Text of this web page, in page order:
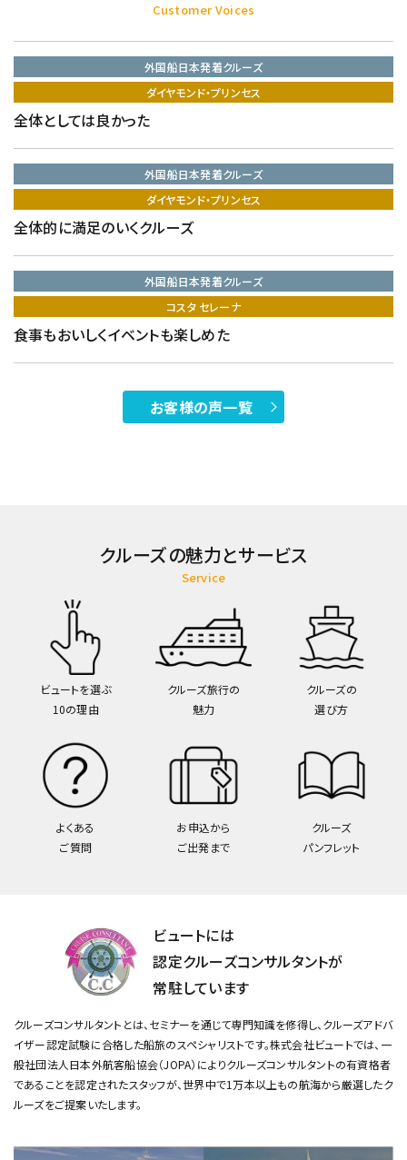
Customer Voices
外国船日本発着クルーズ
ダイヤモンド・プリンセス
全体としては良かった
外国船日本発着クルーズ
ダイヤモンド・プリンセス
全体的に満足のいくクルーズ
外国船日本発着クルーズ
コスタ セレーナ
食事もおいしくイベントも楽しめた
お客様の声一覧
クルーズの魅力とサービス
Service
ビュートを選ぶ
10の理由
クルーズ旅行の
魅力
クルーズの
選び方
よくある
ご質問
お申込から
ご出発まで
クルーズ
パンフレット
ビュートには
認定クルーズコンサルタントが
常駐しています
クルーズコンサルタントとは、セミナーを通じて専門知識を修得し、クルーズアドバ
イザー認定試験に合格した船旅のスペシャリストです。株式会社ビュートでは、一
般社団法人日本外航客船協会（JOPA）によりクルーズコンサルタントの有資格者
であることを認定されたスタッフが、世界中で1万本以上もの航海から厳選したク
ルーズをご提案いたします。